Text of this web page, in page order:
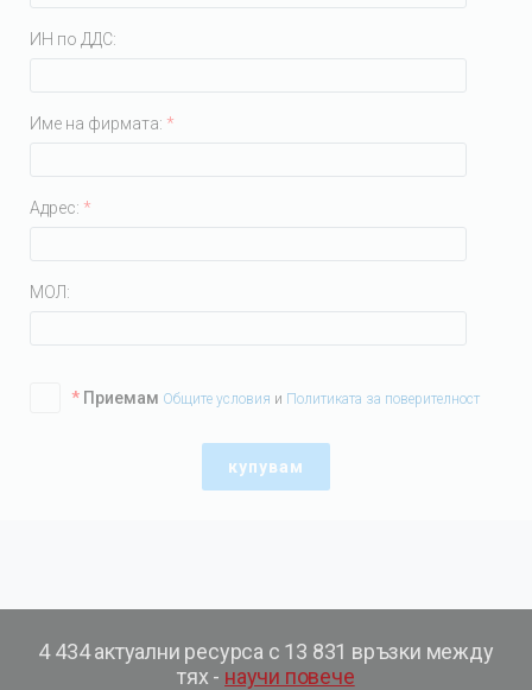
ИН по ДДС:
Име на фирмата: *
Адрес: *
МОЛ:
* Приемам Общите условия и Политиката за поверителност
купувам
4 434 актуални ресурса с 13 831 връзки между
тях - научи повече